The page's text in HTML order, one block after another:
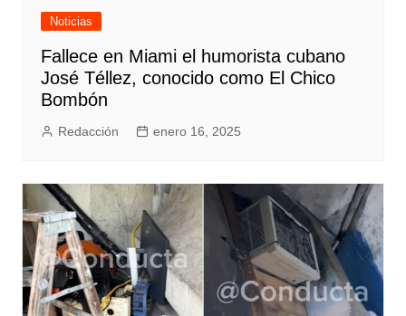
Noticias
Fallece en Miami el humorista cubano
José Téllez, conocido como El Chico
Bombón
Redacción enero 16, 2025